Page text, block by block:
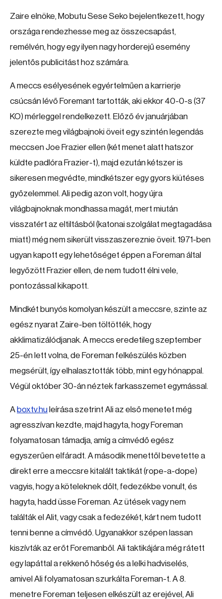
Zaire elnöke, Mobutu Sese Seko bejelentkezett, hogy
országa rendezhesse meg az összecsapást,
remélvén, hogy egy ilyen nagy horderejű esemény
jelentős publicitást hoz számára.
A meccs esélyesének egyértelműen a karrierje
csúcsán lévő Foremant tartották, aki ekkor 40-0-s (37
KO) mérleggel rendelkezett. Előző év januárjában
szerezte meg világbajnoki öveit egy szintén legendás
meccsen Joe Frazier ellen (két menet alatt hatszor
küldte padlóra Frazier-t), majd ezután kétszer is
sikeresen megvédte, mindkétszer egy gyors kiütéses
győzelemmel. Ali pedig azon volt, hogy újra
világbajnoknak mondhassa magát, mert miután
visszatért az eltiltásból (katonai szolgálat megtagadása
miatt) még nem sikerült visszaszereznie öveit. 1971-ben
ugyan kapott egy lehetőséget éppen a Foreman által
legyőzött Frazier ellen, de nem tudott élni vele,
pontozással kikapott.
Mindkét bunyós komolyan készült a meccsre, szinte az
egész nyarat Zaire-ben töltötték, hogy
akklimatizálódjanak. A meccs eredetileg szeptember
25-én lett volna, de Foreman felkészülés közben
megsérült, így elhalasztották több, mint egy hónappal.
Végül október 30-án néztek farkasszemet egymással.
A boxtv.hu leírása szetrint Ali az első menetet még
agresszívan kezdte, majd hagyta, hogy Foreman
folyamatosan támadja, amíg a címvédő egész
egyszerűen elfáradt. A második menettől bevetette a
direkt erre a meccsre kitalált taktikát (rope-a-dope)
vagyis, hogy a köteleknek dőlt, fedezékbe vonult, és
hagyta, hadd üsse Foreman. Az ütések vagy nem
találták el Alit, vagy csak a fedezékét, kárt nem tudott
tenni benne a címvédő. Ugyanakkor szépen lassan
kiszívták az erőt Foremanből. Ali taktikájára még rátett
egy lapáttal a rekkenő hőség és a lelki hadviselés,
amivel Ali folyamatosan szurkálta Foreman-t. A 8.
menetre Foreman teljesen elkészült az erejével, Ali